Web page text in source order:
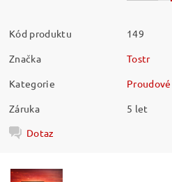
Kód produktu
149
Značka
Tostr
Kategorie
Záruka
5 let
Dotaz